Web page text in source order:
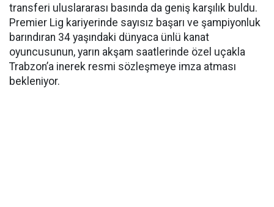
transferi uluslararası basında da geniş karşılık buldu.
Premier Lig kariyerinde sayısız başarı ve şampiyonluk
barındıran 34 yaşındaki dünyaca ünlü kanat
oyuncusunun, yarın akşam saatlerinde özel uçakla
Trabzon’a inerek resmi sözleşmeye imza atması
bekleniyor.